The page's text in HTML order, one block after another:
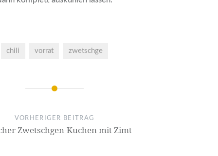
chili vorrat zwetschge
VORHERIGER BEITRAG
Zwetschgen-Kuchen mit Zimt